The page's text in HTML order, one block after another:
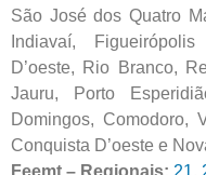
São José dos Quatro
Indiavaí,
D’oeste, Rio Branco,
Jauru, Porto
Domingos, Comodoro,
Conquista D’oeste e
Feemt – Regionais: 21,